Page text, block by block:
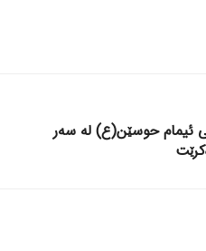
ئیمام حوسێن(ع) له‌ سه‌ر